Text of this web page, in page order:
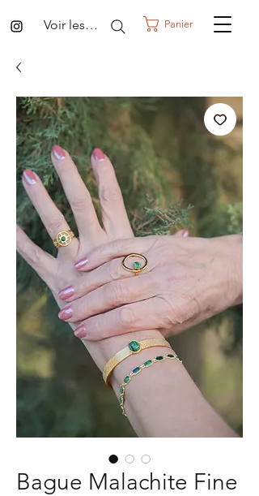
Panier
Voir les points
Bague Malachite Fine